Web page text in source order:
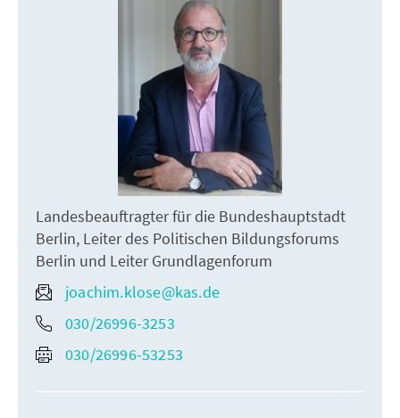
Landesbeauftragter für die Bundeshauptstadt
Berlin, Leiter des Politischen Bildungsforums
Berlin und Leiter Grundlagenforum
joachim.klose@kas.de
030/26996-3253
030/26996-53253